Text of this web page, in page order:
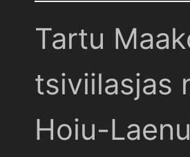
Tartu
tsiviilasjas
Hoiu-